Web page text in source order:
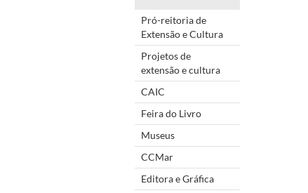
Pró-reitoria de
Extensão e Cultura
Projetos de
extensão e cultura
CAIC
Feira do Livro
Museus
CCMar
Editora e Gráfica